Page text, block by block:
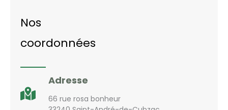
Nos
coordonnées
Adresse
66 rue rosa bonheur